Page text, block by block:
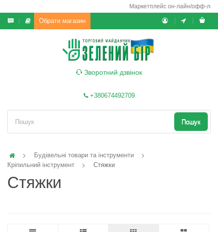
Маркетплейс он-лайн/офф-лайн
Обрати магазин
Зворотний дзвінок
+380674492709
Пошук
Будівельні товари та інструменти
Кріпильний інструмент
Стяжки
Стяжки